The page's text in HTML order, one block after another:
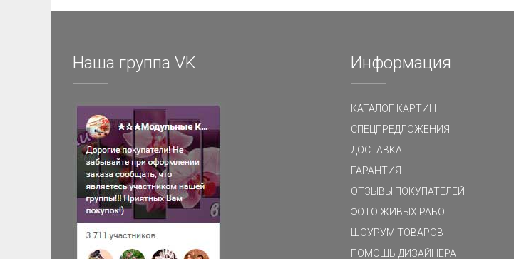
Наша группа VK Информация
КАТАЛОГ КАРТИН
СПЕЦПРЕДЛОЖЕНИЯ
ДОСТАВКА
ГАРАНТИЯ
ОТЗЫВЫ ПОКУПАТЕЛЕЙ
ФОТО ЖИВЫХ РАБОТ
ШОУРУМ ТОВАРОВ
ПОМОЩЬ ДИЗАЙНЕРА